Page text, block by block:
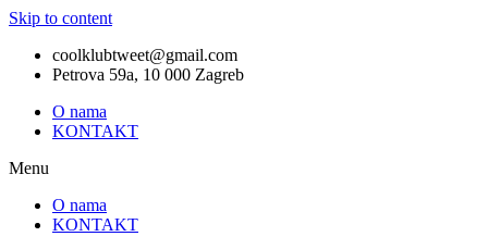
Skip to content
coolklubtweet@gmail.com
Petrova 59a, 10 000 Zagreb
O nama
KONTAKT
Menu
O nama
KONTAKT